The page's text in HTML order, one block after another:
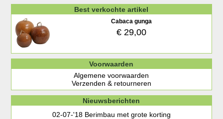
Best verkochte artikel
Cabaca gunga
€ 29,00
Voorwaarden
Algemene voorwaarden
Verzenden & retourneren
Nieuwsberichten
02-07-'18 Berimbau met grote korting